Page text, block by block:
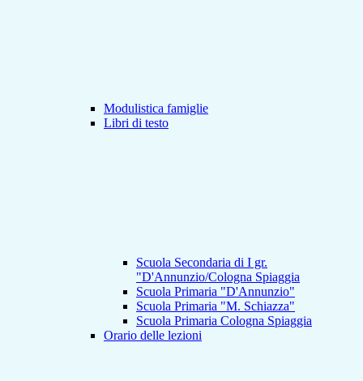
Modulistica famiglie
Libri di testo
Scuola Secondaria di I gr.
"D'Annunzio/Cologna Spiaggia
Scuola Primaria "D'Annunzio"
Scuola Primaria "M. Schiazza"
Scuola Primaria Cologna Spiaggia
Orario delle lezioni